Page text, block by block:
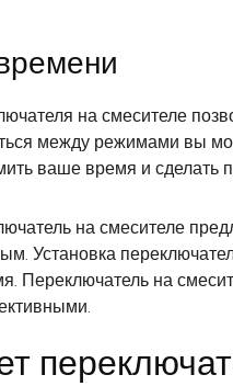
на смесителе
между режимами вы
ваше время и
на смесителе
Установка
Переключатель на